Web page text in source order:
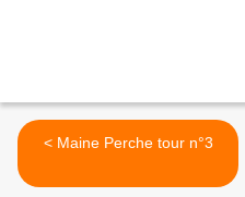
< Maine Perche tour n°3